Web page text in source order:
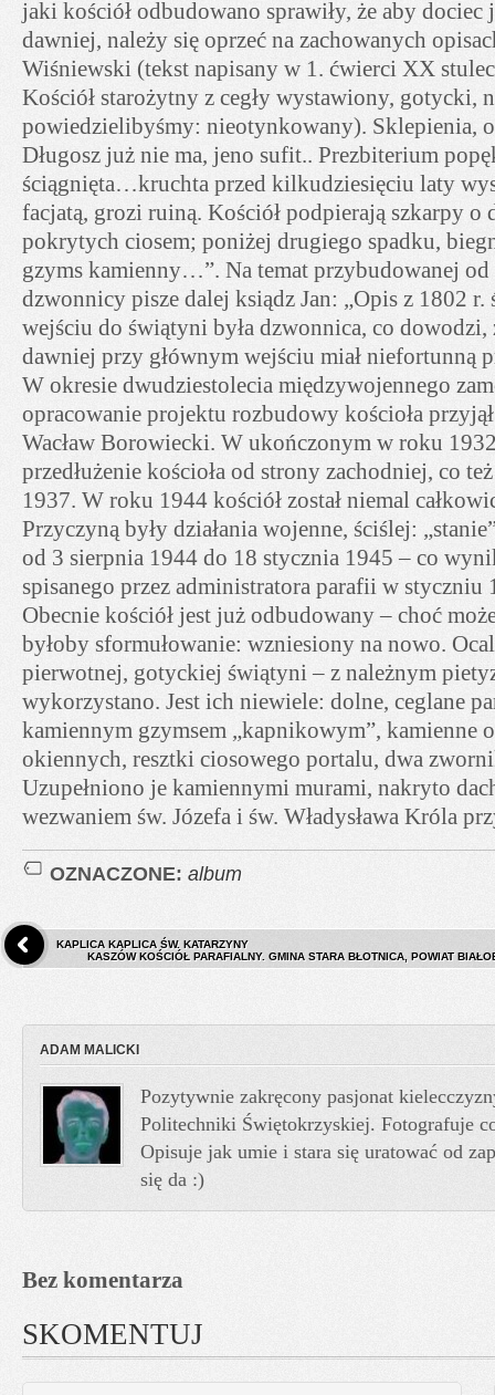
jaki kościół odbudowano sprawiły, że aby dociec
dawniej, należy się oprzeć na zachowanych
Wiśniewski (tekst napisany w 1. ćwierci XX
Kościół starożytny z cegły wystawiony, gotycki,
powiedzielibyśmy: nieotynkowany). Sklepienia,
Długosz już nie ma, jeno sufit.. Prezbiterium
ściągnięta…kruchta przed kilkudziesięciu laty
facjatą, grozi ruiną. Kościół podpierają szkarpy o
pokrytych ciosem; poniżej drugiego spadku,
gzyms kamienny…”. Na temat przybudowanej
dzwonnicy pisze dalej ksiądz Jan: „Opis z 1802 r.
wejściu do świątyni była dzwonnica, co dowodzi,
dawniej przy głównym wejściu miał niefortunną
W okresie dwudziestolecia międzywojennego
opracowanie projektu rozbudowy kościoła
Wacław Borowiecki. W ukończonym w roku
przedłużenie kościoła od strony zachodniej, co
1937. W roku 1944 kościół został niemal
Przyczyną były działania wojenne, ściślej:
od 3 sierpnia 1944 do 18 stycznia 1945 – co
spisanego przez administratora parafii w styczniu
Obecnie kościół jest już odbudowany – choć
byłoby sformułowanie: wzniesiony na nowo.
pierwotnej, gotyckiej świątyni – z należnym
wykorzystano. Jest ich niewiele: dolne, ceglane
kamiennym gzymsem „kapnikowym”, kamienne
okiennych, resztki ciosowego portalu, dwa
Uzupełniono je kamiennymi murami, nakryto
wezwaniem św. Józefa i św. Władysława Króla
OZNACZONE: album
KAPLICA KAPLICA ŚW. KATARZYNY
KASZÓW KOŚCIÓŁ PARAFIALNY. GMINA STARA BŁOTNICA, POWIAT
ADAM MALICKI
Pozytywnie zakręcony pasjonat
Politechniki Świętokrzyskiej. Fotografuje
Opisuje jak umie i stara się uratować od
się da :)
Bez komentarza
SKOMENTUJ